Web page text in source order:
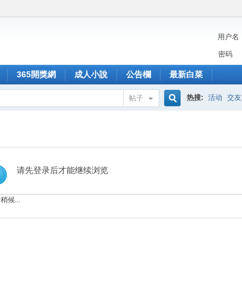
用户名
密码
365開獎網 成人小說 公告欄 最新白菜
帖子 热搜: 活动 交友
请先登录后才能继续浏览
候...